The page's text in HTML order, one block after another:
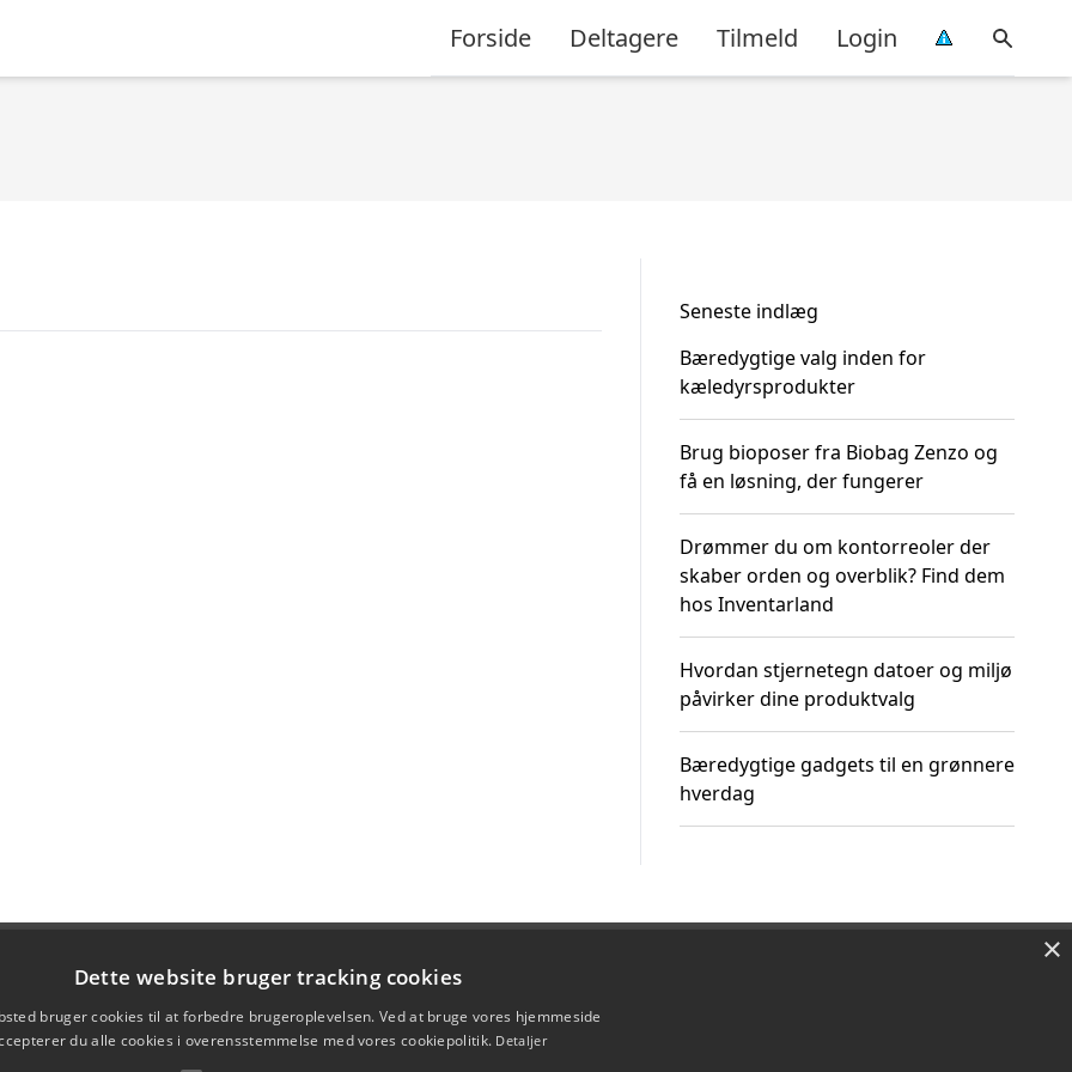
Forside Deltagere Tilmeld Login
Seneste indlæg
Bæredygtige valg inden for
kæledyrsprodukter
Brug bioposer fra Biobag Zenzo og
få en løsning, der fungerer
Drømmer du om kontorreoler der
skaber orden og overblik? Find dem
hos Inventarland
Hvordan stjernetegn datoer og miljø
påvirker dine produktvalg
Bæredygtige gadgets til en grønnere
hverdag
×
Dette website bruger tracking cookies
bruger cookies til at forbedre brugeroplevelsen. Ved at bruge vores hjemmeside
du alle cookies i overensstemmelse med vores cookiepolitik. Detaljer